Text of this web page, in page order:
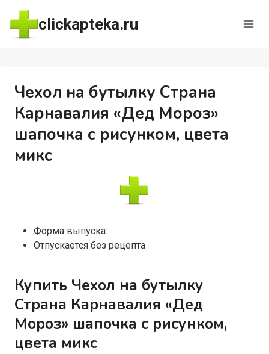
Перейти
содержимому
clickapteka.ru
Чехол на бутылку Страна
Карнавалия «Дед Мороз»
шапочка с рисунком, цвета
микс
Форма выпуска:
Отпускается без рецепта
Купить Чехол на бутылку
Страна Карнавалия «Дед
Мороз» шапочка с рисунком,
цвета микс